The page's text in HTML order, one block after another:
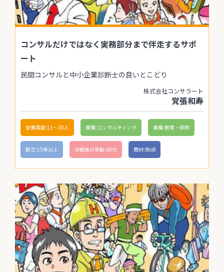
コンサルだけではなく実務部分まで伴走するサポ
ート
民間コンサルと中小企業診断士の良いとこどり
株式会社コンサラート
覚張和寿
従業員数:11〜30人 業種:コンサルティング 業種:教育・研修
創立:15年以上 決裁者の年齢:60代 商材:BtoB